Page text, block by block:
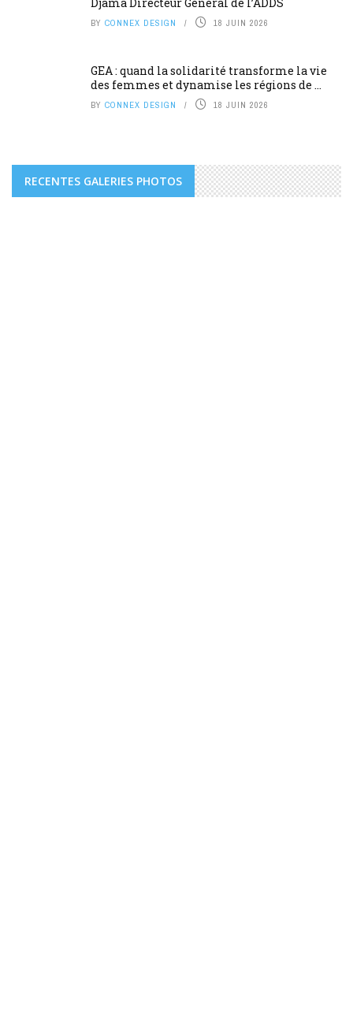
Djama Directeur Général de l’ADDS
BY CONNEX DESIGN 18 JUIN 2026
GEA : quand la solidarité transforme la vie
des femmes et dynamise les régions de ...
BY CONNEX DESIGN 18 JUIN 2026
RECENTES GALERIES PHOTOS